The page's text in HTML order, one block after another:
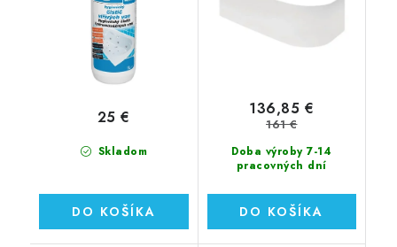
Skladom
25 €
DO KOŠÍKA
Doba výroby 7-14
pracovných dní
136,85 €
161 €
DO KOŠÍKA